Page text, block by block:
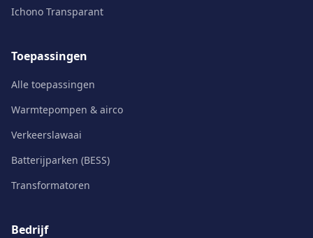
Ichono Transparant
Toepassingen
Alle toepassingen
Warmtepompen & airco
Verkeerslawaai
Batterijparken (BESS)
Transformatoren
Bedrijf